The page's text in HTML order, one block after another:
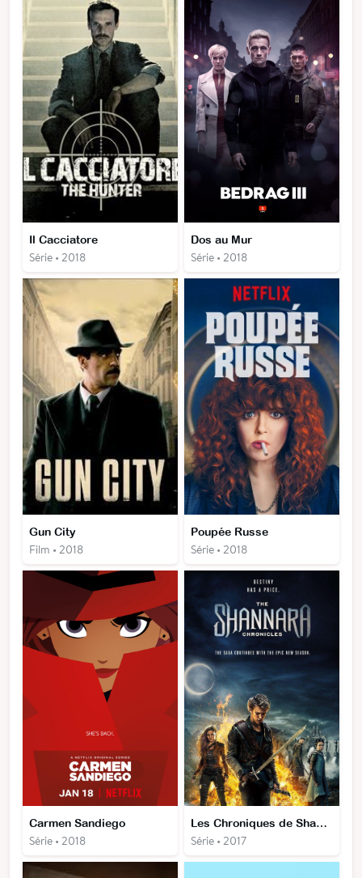
Il Cacciatore
Série • 2018
Dos au Mur
Série • 2018
Gun City
Film • 2018
Poupée Russe
Série • 2018
Carmen Sandiego
Série • 2018
Les Chroniques de Shannara
Série • 2017